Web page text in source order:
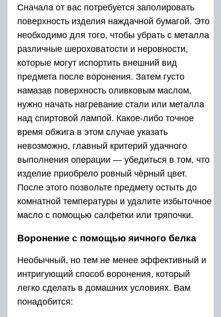
Сначала от вас потребуется заполировать
поверхность изделия наждачной бумагой. Это
необходимо для того, чтобы убрать с металла
различные шероховатости и неровности,
которые могут испортить внешний вид
предмета после воронения. Затем густо
намазав поверхность оливковым маслом,
нужно начать нагревание стали или металла
над спиртовой лампой. Какое-либо точное
время обжига в этом случае указать
невозможно, главный критерий удачного
выполнения операции — убедиться в том, что
изделие приобрело ровный чёрный цвет.
После этого позвольте предмету остыть до
комнатной температуры и удалите избыточное
масло с помощью салфетки или тряпочки.
Воронение с помощью яичного белка
Необычный, но тем не менее эффективный и
интригующий способ воронения, который
легко сделать в домашних условиях. Вам
понадобится: